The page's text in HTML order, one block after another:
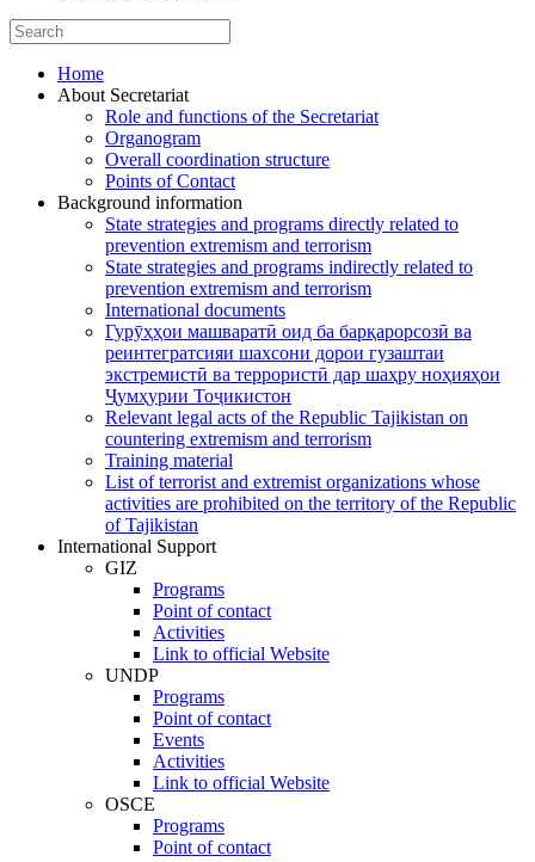
Home
About Secretariat
Role and functions of the Secretariat
Organogram
Overall coordination structure
Points of Contact
Background information
State strategies and programs directly related to
prevention extremism and terrorism
State strategies and programs indirectly related to
prevention extremism and terrorism
International documents
Гурӯҳҳои машваратӣ оид ба барқарорсозӣ ва
реинтегратсияи шахсони дорои гузаштаи
экстремистӣ ва террористӣ дар шаҳру ноҳияҳои
Ҷумҳурии Тоҷикистон
Relevant legal acts of the Republic Tajikistan on
countering extremism and terrorism
Training material
List of terrorist and extremist organizations whose
activities are prohibited on the territory of the Republic
of Tajikistan
International Support
GIZ
Programs
Point of contact
Activities
Link to official Website
UNDP
Programs
Point of contact
Events
Activities
Link to official Website
OSCE
Programs
Point of contact